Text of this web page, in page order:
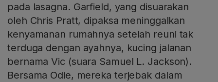
pada lasagna. Garfield, yang disuarakan
oleh Chris Pratt, dipaksa meninggalkan
kenyamanan rumahnya setelah reuni tak
terduga dengan ayahnya, kucing jalanan
bernama Vic (suara Samuel L. Jackson).
Bersama Odie, mereka terjebak dalam